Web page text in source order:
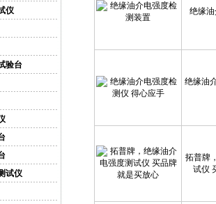
仪
验台
试仪
绝缘
绝缘油
拓普牌
试仪